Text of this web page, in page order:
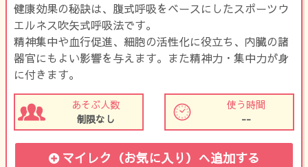
健康効果の秘訣は、腹式呼吸をベースにしたスポーツウ
エルネス吹矢式呼吸法です。
精神集中や血行促進、細胞の活性化に役立ち、内臓の諸
器官にもよい影響を与えます。また精神力・集中力が身
に付きます。
あそぶ人数
制限なし
使う時間
--
マイレク（お気に入り） へ追加する